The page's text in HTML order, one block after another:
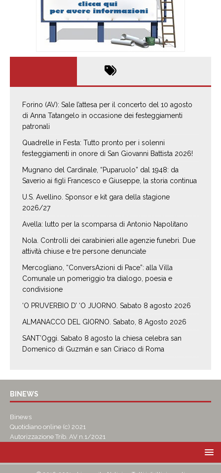
Forino (AV): Sale l’attesa per il concerto del 10 agosto
di Anna Tatangelo in occasione dei festeggiamenti
patronali
Quadrelle in Festa: Tutto pronto per i solenni
festeggiamenti in onore di San Giovanni Battista 2026!
Mugnano del Cardinale, “Puparuolo” dal 1948: da
Saverio ai figli Francesco e Giuseppe, la storia continua
U.S. Avellino. Sponsor e kit gara della stagione
2026/27
Avella: lutto per la scomparsa di Antonio Napolitano
Nola. Controlli dei carabinieri alle agenzie funebri. Due
attività chiuse e tre persone denunciate
Mercogliano, “ConversAzioni di Pace”: alla Villa
Comunale un pomeriggio tra dialogo, poesia e
condivisione
‘O PRUVERBIO D’ ‘O JUORNO. Sabato 8 agosto 2026
ALMANACCO DEL GIORNO. Sabato, 8 Agosto 2026
SANT’Oggi. Sabato 8 agosto la chiesa celebra san
Domenico di Guzmán e san Ciriaco di Roma
BINEWS
Binews
Quotidiano online (c) 2021
Autorizzazione Trib. AV n.1/2021